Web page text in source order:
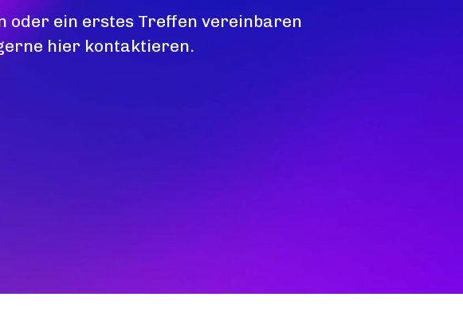
oder ein erstes Treffen vereinbaren
hier kontaktieren.